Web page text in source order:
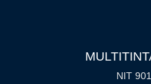
NIT